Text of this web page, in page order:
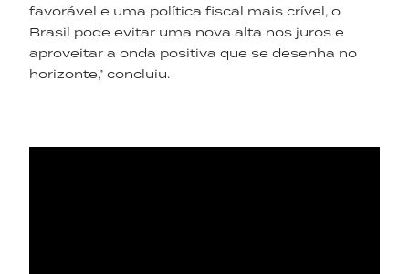
favorável e uma política fiscal mais crível, o
Brasil pode evitar uma nova alta nos juros e
aproveitar a onda positiva que se desenha no
horizonte,” concluiu.